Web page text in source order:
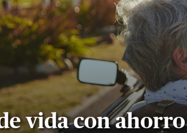
vida con